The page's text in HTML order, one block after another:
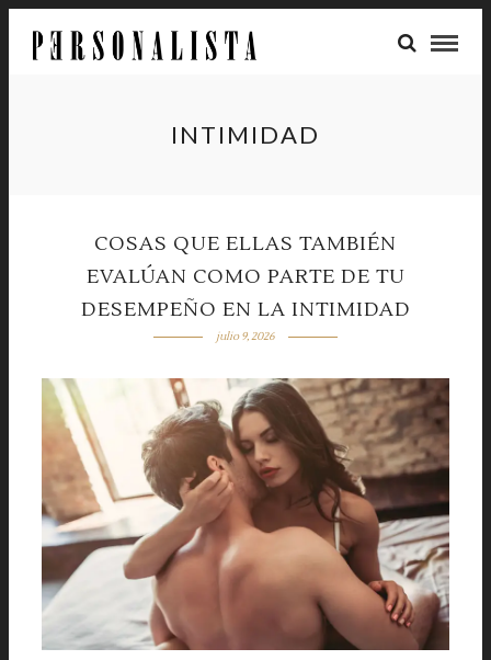
INTIMIDAD
COSAS QUE ELLAS TAMBIÉN
EVALÚAN COMO PARTE DE TU
DESEMPEÑO EN LA INTIMIDAD
julio 9, 2026